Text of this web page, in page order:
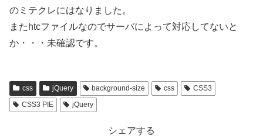
のミテクレにはなりました。
またhtcファイルなのでサーバによって対応してないと
か・・・未確認です。
css jQuery background-size css
CSS3
CSS3 PIE
jQuery
シェアする